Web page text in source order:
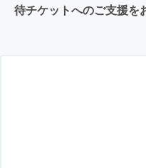
待チケットへのご支援を